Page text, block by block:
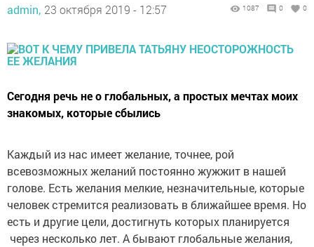
admin, 23 октября 2019 - 12:57 1087 0 0
Сегодня речь не о глобальных, а простых мечтах моих
знакомых, которые сбылись
Каждый из нас имеет желание, точнее, рой
всевозможных желаний постоянно жужжит в нашей
голове. Есть желания мелкие, незначительные, которые
человек стремится реализовать в ближайшее время. Но
есть и другие цели, достигнуть которых планируется
через несколько лет. А бывают глобальные желания,